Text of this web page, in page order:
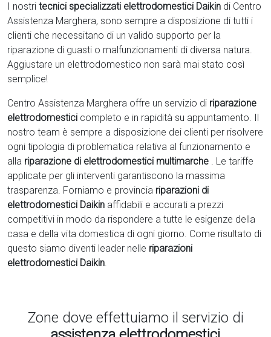
I nostri tecnici specializzati elettrodomestici Daikin di Centro
Assistenza Marghera, sono sempre a disposizione di tutti i
clienti che necessitano di un valido supporto per la
riparazione di guasti o malfunzionamenti di diversa natura.
Aggiustare un elettrodomestico non sarà mai stato così
semplice!
Centro Assistenza Marghera offre un servizio di riparazione
elettrodomestici completo e in rapidità su appuntamento. Il
nostro team è sempre a disposizione dei clienti per risolvere
ogni tipologia di problematica relativa al funzionamento e
alla riparazione di elettrodomestici multimarche . Le tariffe
applicate per gli interventi garantiscono la massima
trasparenza. Forniamo e provincia riparazioni di
elettrodomestici Daikin affidabili e accurati a prezzi
competitivi in modo da rispondere a tutte le esigenze della
casa e della vita domestica di ogni giorno. Come risultato di
questo siamo diventi leader nelle riparazioni
elettrodomestici Daikin.
Zone dove effettuiamo il servizio di